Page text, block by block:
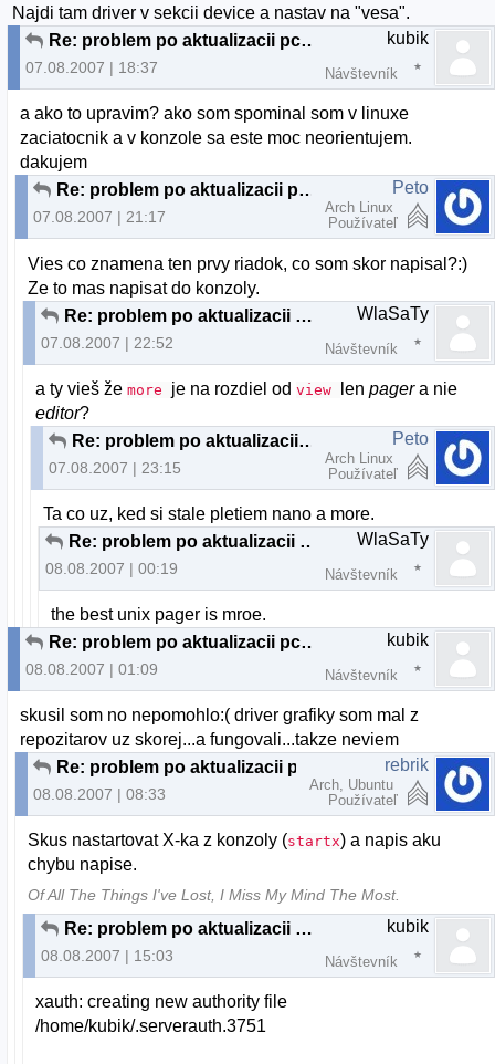
Najdi tam driver v sekcii device a nastav na "vesa".
Re: problem po aktualizacii pclinuxos
07.08.2007 | 18:37
kubik
Návštevník
a ako to upravim? ako som spominal som v linuxe
zaciatocnik a v konzole sa este moc neorientujem.
dakujem
Re: problem po aktualizacii pclinuxos
07.08.2007 | 21:17
Peto
Arch Linux
Používateľ
Vies co znamena ten prvy riadok, co som skor napisal?:)
Ze to mas napisat do konzoly.
Re: problem po aktualizacii pclinuxos
07.08.2007 | 22:52
WlaSaTy
Návštevník
a ty vieš žemore je na rozdiel odview lenpagera nie
editor?
Re: problem po aktualizacii pclinuxos
07.08.2007 | 23:15
Peto
Arch Linux
Používateľ
Ta co uz, ked si stale pletiem nano a more.
Re: problem po aktualizacii pclinuxos
08.08.2007 | 00:19
WlaSaTy
Návštevník
the best unix pager is mroe.
Re: problem po aktualizacii pclinuxos
08.08.2007 | 01:09
kubik
Návštevník
skusil som no nepomohlo:( driver grafiky som mal z
repozitarov uz skorej...a fungovali...takze neviem
08.08.2007 | 08:33
rebrik
Arch, Ubuntu
Používateľ
Skus nastartovat X-ka z konzoly (startx) a napis aku
chybu napise.
Of All The Things I've Lost, I Miss My Mind The Most.
Re: problem po aktualizacii pclinuxos
08.08.2007 | 15:03
kubik
Návštevník
xauth: creating new authority file
/home/kubik/.serverauth.3751